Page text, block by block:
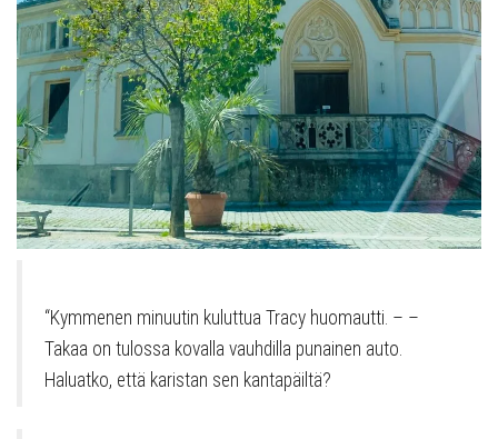
“Kymmenen minuutin kuluttua Tracy huomautti. – –
Takaa on tulossa kovalla vauhdilla punainen auto.
Haluatko, että karistan sen kantapäiltä?